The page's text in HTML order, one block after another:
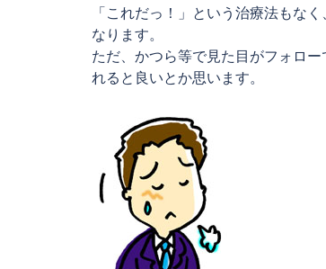
「これだっ！」という治療法もな
なります。
ただ、かつら等で見た目がフォロ
れると良いとか思います。